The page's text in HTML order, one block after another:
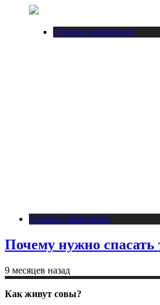
Статьи о животных
Статьи о животных
Почему нужно спасать
9 месяцев назад
Как живут совы?